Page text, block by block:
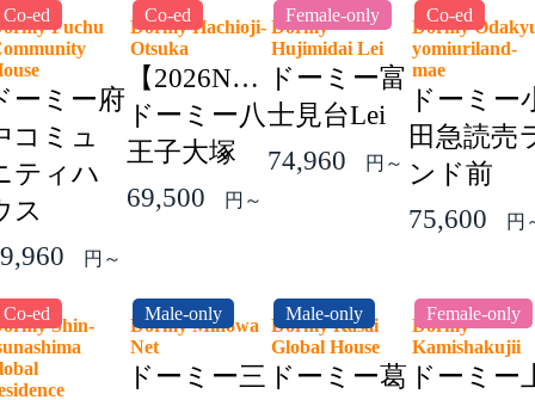
Co-ed
Fuchu
ーミー府
コミュ
ティハ
ス
円～
Co-ed
Dormy Hachioji-
Otsuka
【2026NEW】
ドーミー八
王子大塚
69,500
円～
Female-only
Dormy
Hujimidai Lei
ドーミー富
士見台Lei
74,960
円～
Co-ed
Dormy
yomiuriland-
mae
ドーミー
田急読売
ンド前
75,600
円
Co-ed
Shin-
Male-only
Dormy Minowa
Net
ドーミー三
Male-only
Dormy Kasai
Global House
ドーミー葛
Female-only
Dormy
ドーミー